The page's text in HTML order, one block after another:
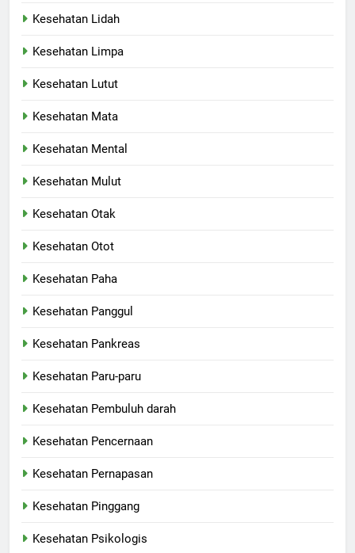
Kesehatan Lidah
Kesehatan Limpa
Kesehatan Lutut
Kesehatan Mata
Kesehatan Mental
Kesehatan Mulut
Kesehatan Otak
Kesehatan Otot
Kesehatan Paha
Kesehatan Panggul
Kesehatan Pankreas
Kesehatan Paru-paru
Kesehatan Pembuluh darah
Kesehatan Pencernaan
Kesehatan Pernapasan
Kesehatan Pinggang
Kesehatan Psikologis